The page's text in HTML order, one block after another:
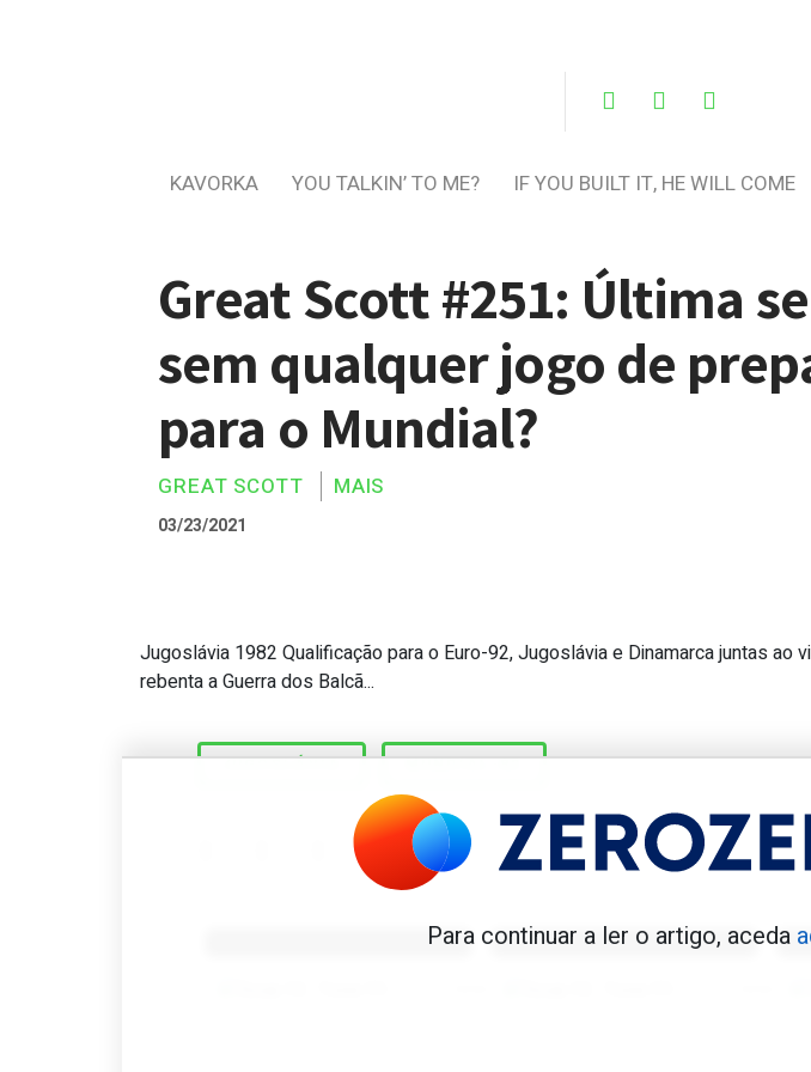
KAVORKA YOU TALKIN’ TO ME? IF YOU BUILT IT, HE WILL COME
Great Scott #251: Última
sem qualquer jogo de
para o Mundial?
GREAT SCOTT MAIS
03/23/2021
Great Scott #251: Última selecção sem
Jugoslávia 1982 Qualificação para o Euro-92, Jugoslávia e Dinamarca juntas ao
rebenta a Guerra dos Balcã...
JUGOSLÁVIA MUNDIAL-82
Para continuar a ler o artigo, aceda